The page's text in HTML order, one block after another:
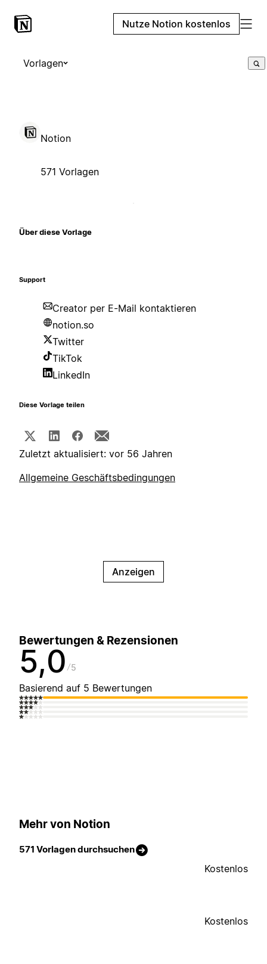
Nutze Notion kostenlos
Vorlagen
Notion
571 Vorlagen
Über diese Vorlage
Support
Creator per E-Mail kontaktieren
notion.so
Twitter
TikTok
LinkedIn
Diese Vorlage teilen
Zuletzt aktualisiert: vor 56 Jahren
Allgemeine Geschäftsbedingungen
Anzeigen
Bewertungen & Rezensionen
5,0 5
Basierend auf 5 Bewertungen
Mehr von Notion
571 Vorlagen durchsuchen
Kostenlos
Kostenlos